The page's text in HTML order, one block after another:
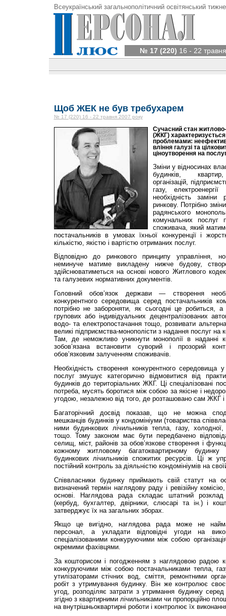
Всеукраїнський загальнополітичний освітянський
№ 17 (220) 16 - 22
Щоб ЖЕК не був требухарем
№ 17 (220) 16 - 22 травня 2007 року
Сучасний стан
(ЖКГ)
проблемами:
вління галузі та
ціноутворення на
Зміни у відносинах
будинків, квартир,
організацій,
газу,
необхідність
ринкову. Потрібно
радянського
комунальних послуг
споживача, який
постачальників в умовах їхньої конкуренції і
кількістю, якістю і вартістю отриманих послуг.
Відповідно до ринкового принципу управління,
неминуче матиме викладену нижче будову,
здійснюватиметься на основі нового Житлового
та галузевих нормативних документів.
Головний обов’язок держави — створення
конкурентного середовища серед постачальників
потрібно не забороняти, як сьогодні це робиться,
групових або індивідуальних децентралізованих
водо- та електропостачання тощо, розвивати
великі підприємства-монополісти з надання послуг на
Там, де неможливо уникнути монополії в наданні
зобов’язана встановити суворий і прозорий
обов’язковим залученням споживачів.
Необхідність створення конкурентного
послуг змушує категорично відмовитися від
будинків до територіальних ЖКГ. Ці спеціалізовані
потреба, мусять боротися між собою за якісне і
угодою, незалежно від того, де розташовано сам ЖКГ
Багаторічний досвід показав, що не можна
мешканців будинків у кондомініуми (товариства
ними бу­дин­кових лічильників тепла, газу, холодної,
тощо. Тому законом має бути передбачено
селищ, міст, районів за обов’язкове створення і
кожному житловому багатоквартирному будинку
будинкових лічильників спожитих ресурсів. Ці ж
постійний контроль за діяльністю кондомініумів на
Співвласники будинку приймають свій статут на
визначений термін наглядову раду і ревізійну
основі. Наглядова рада складає штатний розклад
(кербуд, бух­галтер, двірники, слюсарі та ін.) і
затверджує їх на загальних зборах.
Якщо це вигідно, наглядова рада може не
персонал, а укладати відповідні угоди на
спеціалізованими конкуруючими між собою
окремими фахівцями.
За кошторисом і погодженням з наглядовою радою
конкуруючими між собою постачальниками тепла,
утилізаторами стічних вод, сміття, ремонтними
робіт з утримування будинку. Він же контролює
угод, розподіляє затрати з утримання будинку серед
згідно з квартирними лічильниками чи пропорційно
на внутрішньоквартирні роботи і контролює їх